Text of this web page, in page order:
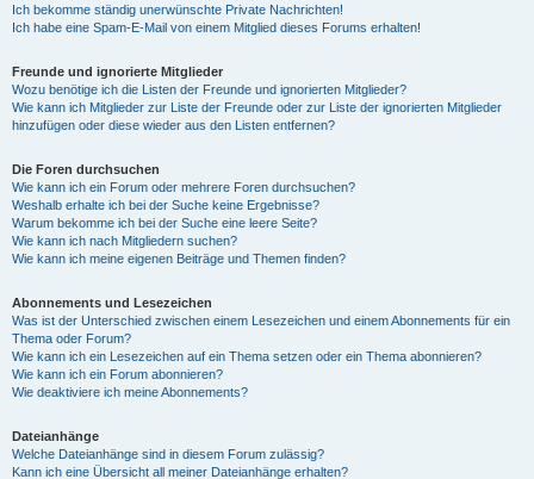
Ich bekomme ständig unerwünschte Private Nachrichten!
Ich habe eine Spam-E-Mail von einem Mitglied dieses Forums erhalten!
Freunde und ignorierte Mitglieder
Wozu benötige ich die Listen der Freunde und ignorierten Mitglieder?
Wie kann ich Mitglieder zur Liste der Freunde oder zur Liste der ignorierten Mitglieder
hinzufügen oder diese wieder aus den Listen entfernen?
Die Foren durchsuchen
Wie kann ich ein Forum oder mehrere Foren durchsuchen?
Weshalb erhalte ich bei der Suche keine Ergebnisse?
Warum bekomme ich bei der Suche eine leere Seite?
Wie kann ich nach Mitgliedern suchen?
Wie kann ich meine eigenen Beiträge und Themen finden?
Abonnements und Lesezeichen
Was ist der Unterschied zwischen einem Lesezeichen und einem Abonnements für ein
Thema oder Forum?
Wie kann ich ein Lesezeichen auf ein Thema setzen oder ein Thema abonnieren?
Wie kann ich ein Forum abonnieren?
Wie deaktiviere ich meine Abonnements?
Dateianhänge
Welche Dateianhänge sind in diesem Forum zulässig?
Kann ich eine Übersicht all meiner Dateianhänge erhalten?